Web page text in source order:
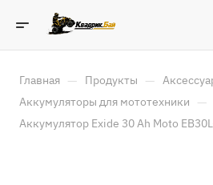
Главная — Продукты —
Аккумуляторы для мототехники —
Аккумулятор Exide 30 Ah Moto